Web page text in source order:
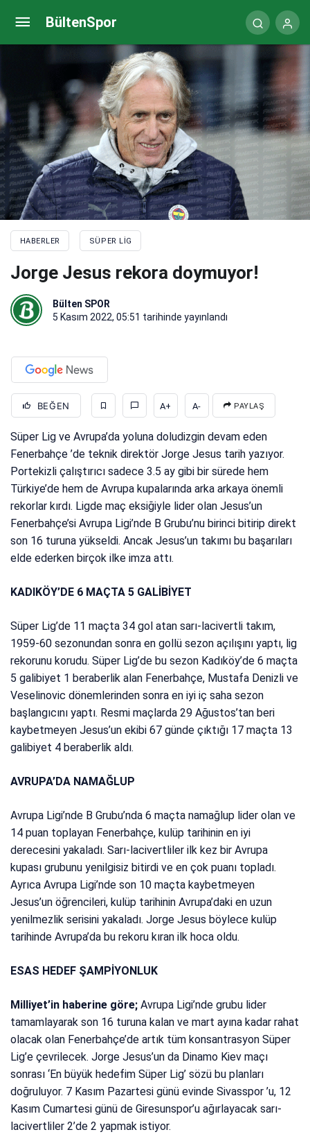
BültenSpor
HABERLER SÜPER LIG
Jorge Jesus rekora doymuyor!
Bülten SPOR
5 Kasım 2022, 05:51 tarihinde yayınlandı
BEĞEN A+ A- PAYLAŞ
Süper Lig ve Avrupa’da yoluna doludizgin devam eden
Fenerbahçe ’de teknik direktör Jorge Jesus tarih yazıyor.
Portekizli çalıştırıcı sadece 3.5 ay gibi bir sürede hem
Türkiye’de hem de Avrupa kupalarında arka arkaya önemli
rekorlar kırdı. Ligde maç eksiğiyle lider olan Jesus’un
Fenerbahçe’si Avrupa Ligi’nde B Grubu’nu birinci bitirip direkt
son 16 turuna yükseldi. Ancak Jesus’un takımı bu başarıları
elde ederken birçok ilke imza attı.
KADIKÖY’DE 6 MAÇTA 5 GALİBİYET
Süper Lig’de 11 maçta 34 gol atan sarı-lacivertli takım,
1959-60 sezonundan sonra en gollü sezon açılışını yaptı, lig
rekorunu korudu. Süper Lig’de bu sezon Kadıköy’de 6 maçta
5 galibiyet 1 beraberlik alan Fenerbahçe, Mustafa Denizli ve
Veselinovic dönemlerinden sonra en iyi iç saha sezon
başlangıcını yaptı. Resmi maçlarda 29 Ağustos’tan beri
kaybetmeyen Jesus’un ekibi 67 günde çıktığı 17 maçta 13
galibiyet 4 beraberlik aldı.
AVRUPA’DA NAMAĞLUP
Avrupa Ligi’nde B Grubu’nda 6 maçta namağlup lider olan ve
14 puan toplayan Fenerbahçe, kulüp tarihinin en iyi
derecesini yakaladı. Sarı-lacivertliler ilk kez bir Avrupa
kupası grubunu yenilgisiz bitirdi ve en çok puanı topladı.
Ayrıca Avrupa Ligi’nde son 10 maçta kaybetmeyen
Jesus’un öğrencileri, kulüp tarihinin Avrupa’daki en uzun
yenilmezlik serisini yakaladı. Jorge Jesus böylece kulüp
tarihinde Avrupa’da bu rekoru kıran ilk hoca oldu.
ESAS HEDEF ŞAMPİYONLUK
Milliyet’in haberine göre;Avrupa Ligi’nde grubu lider
tamamlayarak son 16 turuna kalan ve mart ayına kadar rahat
olacak olan Fenerbahçe’de artık tüm konsantrasyon Süper
Lig’e çevrilecek. Jorge Jesus’un da Dinamo Kiev maçı
sonrası ‘En büyük hedefim Süper Lig’ sözü bu planları
doğruluyor. 7 Kasım Pazartesi günü evinde Sivasspor ’u, 12
Kasım Cumartesi günü de Giresunspor’u ağırlayacak sarı-
lacivertliler 2’de 2 yapmak istiyor.
Avrupa’da Türk kulüplerinin altın sezonu